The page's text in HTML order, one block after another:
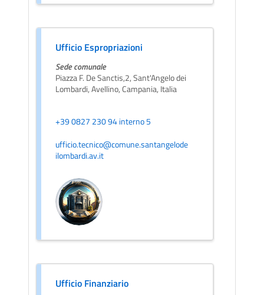
Ufficio Espropriazioni
Sede comunale
Piazza F. De Sanctis,2, Sant'Angelo dei
Lombardi, Avellino, Campania, Italia
+39 0827 230 94 interno 5
ufficio.tecnico@comune.santangelode
ilombardi.av.it
Ufficio Finanziario